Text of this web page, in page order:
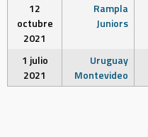
12
octubre
2021
Rampla
Juniors
1 julio
2021
Uruguay
Montevideo